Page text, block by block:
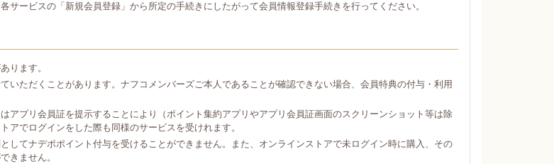
ービスの「新規会員登録」から所定の手続きにしたがって会員情報登録手続きを行ってください。
ります。
いただくことがあります。ナフコメンバーズご本人であることが確認できない場合、会員特典の付与・利用
アプリ会員証を提示することにより（ポイント集約アプリやアプリ会員証画面のスクリーンショット等は除
アでログインをした際も同様のサービスを受けれます。
してナデポポイント付与を受けることができません。また、オンラインストアで未ログイン時に購入、その
きません。